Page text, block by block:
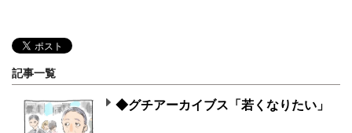
記事一覧
◆グチアーカイブス「若くなりたい」